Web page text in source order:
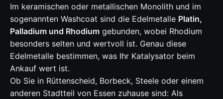
Im keramischen oder metallischen Monolith und im
sogenannten Washcoat sind die Edelmetalle Platin,
Palladium und Rhodium gebunden, wobei Rhodium
besonders selten und wertvoll ist. Genau diese
Edelmetalle bestimmen, was Ihr Katalysator beim
Ankauf wert ist.
Ob Sie in Rüttenscheid, Borbeck, Steele oder einem
anderen Stadtteil von Essen zuhause sind: Als